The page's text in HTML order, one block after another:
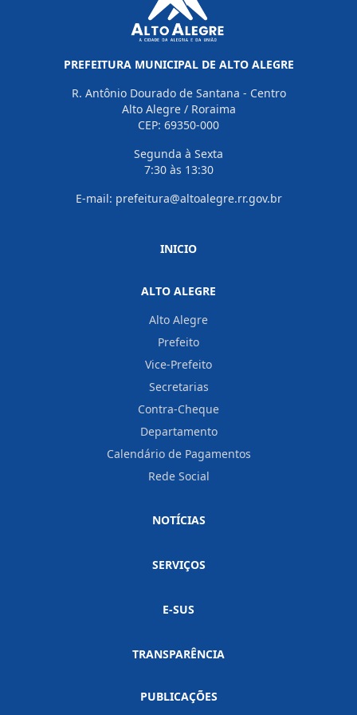
PREFEITURA MUNICIPAL DE ALTO ALEGRE
R. Antônio Dourado de Santana - Centro
Alto Alegre / Roraima
CEP: 69350-000
Segunda à Sexta
7:30 às 13:30
E-mail: prefeitura@altoalegre.rr.gov.br
INICIO
ALTO ALEGRE
Alto Alegre
Prefeito
Vice-Prefeito
Secretarias
Contra-Cheque
Departamento
Calendário de Pagamentos
Rede Social
NOTÍCIAS
SERVIÇOS
E-SUS
TRANSPARÊNCIA
PUBLICAÇÕES